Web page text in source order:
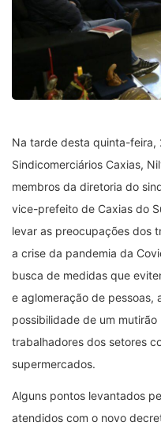
Na tarde desta quinta-feira,
Sindicomerciários Caxias,
membros da diretoria do
vice-prefeito de Caxias do
levar as preocupações dos
a crise da pandemia da
busca de medidas que
e aglomeração de pessoas,
possibilidade de um
trabalhadores dos setores
supermercados.
Alguns pontos levantados
atendidos com o novo